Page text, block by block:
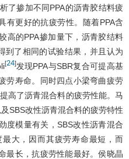
了掺加不同PPA的沥青胶结料疲
有更好的抗疲劳性。随着PPA含
高的PPA掺加量下，沥青胶结料
到了相同的试验结果，并且认为
[24]发现PPA与SBR复合可提高基
劳寿命。同时四点小梁弯曲疲劳
高了沥青混合料的疲劳性能。马
SBS改性沥青混合料的疲劳特性
度模量有关，SBS改性沥青混合
大，因而其疲劳寿命最短，而
最长，抗疲劳性能最好。侯晓晶